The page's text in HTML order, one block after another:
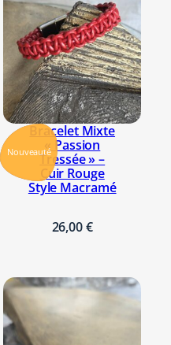
€
Nouveauté
Bracelet Mixte
« Passion
Tressée » –
Cuir Rouge
Style Macramé
26,00€